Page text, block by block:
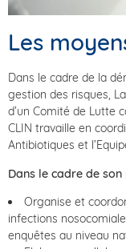
Les
Dans le cadre de la
gestion des risques,
d’un Comité de Lutte
CLIN travaille en
Antibiotiques et
Dans le cadre de
Organise et
infections
enquêtes au niveau